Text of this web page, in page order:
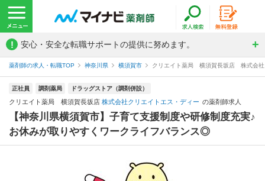
! 安心・安全な転職サポートの提供に努めます。
薬剤師の求人・転職TOP 神奈川県 横須賀市 クリエイト薬局 横須賀長坂店 株式会社
正社員 調剤薬局 ドラッグストア（調剤併設）
クリエイト薬局 横須賀長坂店 株式会社クリエイトエス・ディー の薬剤師求人
【神奈川県横須賀市】子育て支援制度や研修制度充実♪
お休みが取りやすくワークライフバランス◎